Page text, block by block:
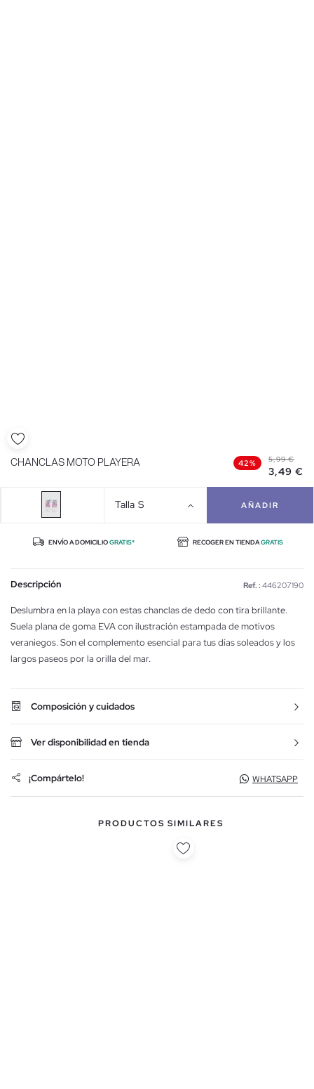
CHANCLAS MOTO PLAYERA 42% 5,99 €
3,49 €
Talla S AÑADIR
ENVÍO A DOMICILIOGRATIS* RECOGER EN TIENDAGRATIS
Descripción Ref. : 446207190
Deslumbra en la playa con estas chanclas de dedo con tira brillante.
Suela plana de goma EVA con ilustración estampada de motivos
veraniegos. Son el complemento esencial para tus días soleados y los
largos paseos por la orilla del mar.
Composición y cuidados
Ver disponibilidad en tienda
¡Compártelo! WHATSAPP
PRODUCTOS SIMILARES